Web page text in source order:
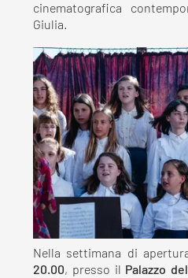
cinematografica
Giulia.
Nella settimana di
20.00, presso il Palazzo